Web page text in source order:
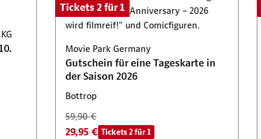
Tickets 2 für 1
Movie Park Germany
Gutschein für eine Tageskarte in
der Saison 2026
Bottrop
59,90 €
29,95 € Tickets 2 für 1